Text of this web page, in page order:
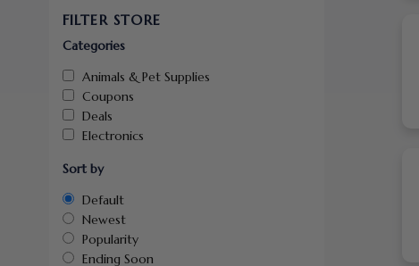
FILTER STORE
Categories
Animals & Pet Supplies
Coupons
Deals
Electronics
Sort by
Default
Newest
Popularity
Ending Soon